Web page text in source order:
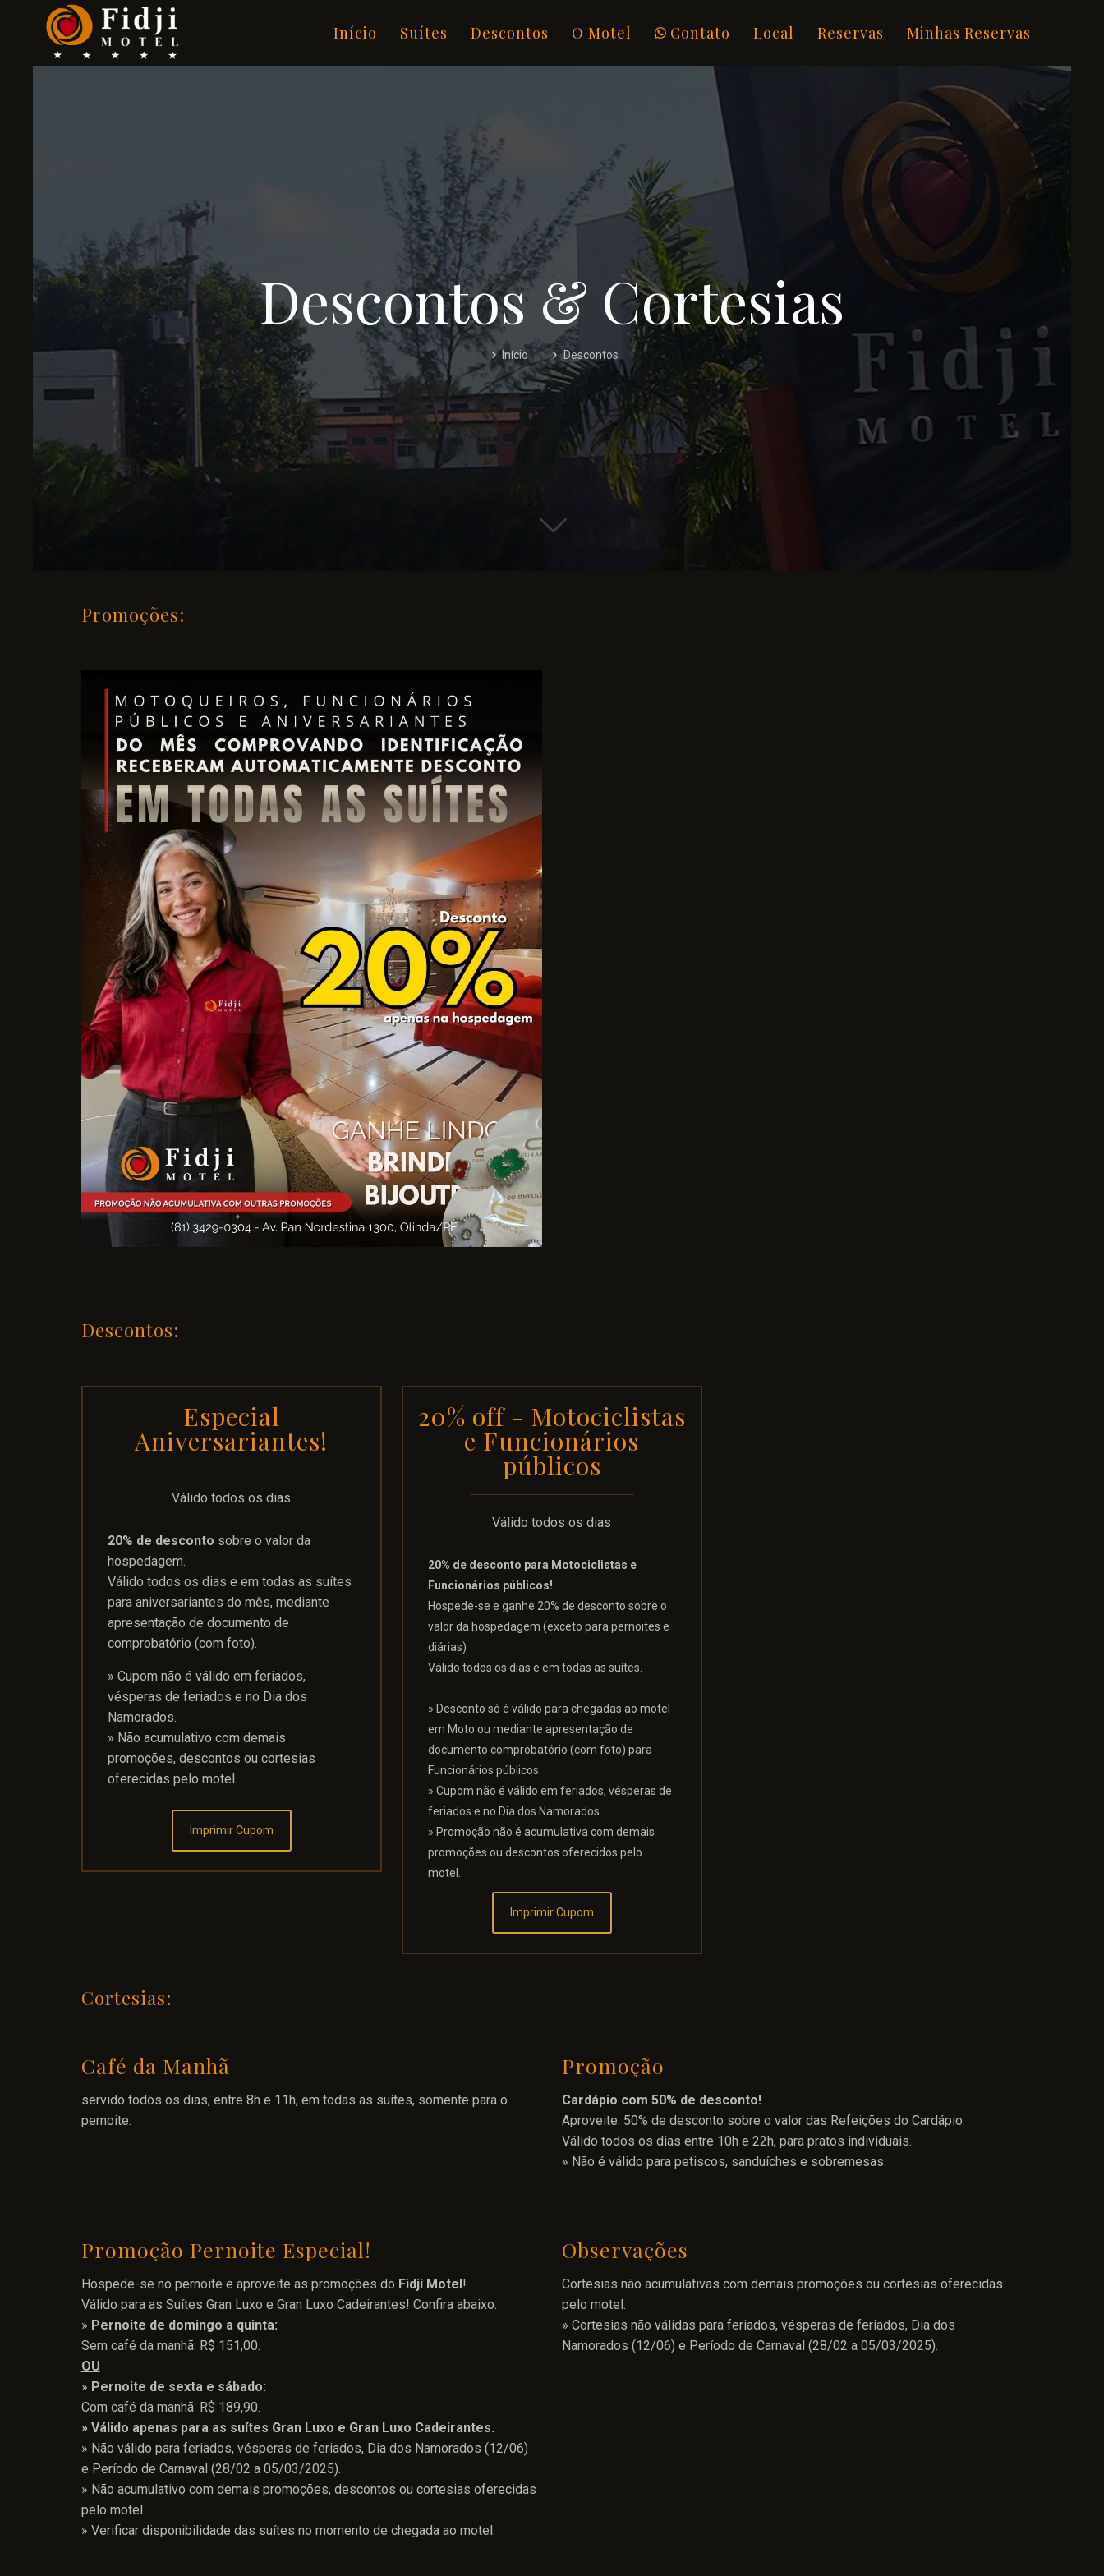
Início Suítes Descontos O Motel Contato Local Reservas Minhas Reservas
Descontos & Cortesias
Início Descontos
Promoções:
Descontos:
Especial
Aniversariantes!
Válido todos os dias
20% de desconto sobre o valor da
hospedagem.
Válido todos os dias e em todas as suítes
para aniversariantes do mês, mediante
apresentação de documento de
comprobatório (com foto).
» Cupom não é válido em feriados,
vésperas de feriados e no Dia dos
Namorados.
» Não acumulativo com demais
promoções, descontos ou cortesias
oferecidas pelo motel.
Imprimir Cupom
20% off - Motociclistas
e Funcionários
públicos
Válido todos os dias
20% de desconto para Motociclistas e
Funcionários públicos!
Hospede-se e ganhe 20% de desconto sobre o
valor da hospedagem (exceto para pernoites e
diárias)
Válido todos os dias e em todas as suítes.
» Desconto só é válido para chegadas ao motel
em Moto ou mediante apresentação de
documento comprobatório (com foto) para
Funcionários públicos.
» Cupom não é válido em feriados, vésperas de
feriados e no Dia dos Namorados.
» Promoção não é acumulativa com demais
promoções ou descontos oferecidos pelo
motel.
Imprimir Cupom
Cortesias:
Café da Manhã
servido todos os dias, entre 8h e 11h, em todas as suítes, somente para o
pernoite.
Promoção
Cardápio com 50% de desconto!
Aproveite: 50% de desconto sobre o valor das Refeições do Cardápio.
Válido todos os dias entre 10h e 22h, para pratos individuais.
» Não é válido para petiscos, sanduíches e sobremesas.
Promoção Pernoite Especial!
Hospede-se no pernoite e aproveite as promoções do Fidji Motel!
Válido para as Suítes Gran Luxo e Gran Luxo Cadeirantes! Confira abaixo:
» Pernoite de domingo a quinta:
Sem café da manhã: R$ 151,00.
OU
» Pernoite de sexta e sábado:
Com café da manhã: R$ 189,90.
» Válido apenas para as suítes Gran Luxo e Gran Luxo Cadeirantes.
» Não válido para feriados, vésperas de feriados, Dia dos Namorados (12/06)
e Período de Carnaval (28/02 a 05/03/2025).
» Não acumulativo com demais promoções, descontos ou cortesias oferecidas
pelo motel.
» Verificar disponibilidade das suítes no momento de chegada ao motel.
Observações
Cortesias não acumulativas com demais promoções ou cortesias oferecidas
pelo motel.
» Cortesias não válidas para feriados, vésperas de feriados, Dia dos
Namorados (12/06) e Período de Carnaval (28/02 a 05/03/2025).